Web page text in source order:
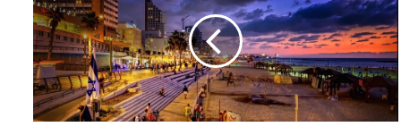
ש
ו
ת
ה
י
ו
ם